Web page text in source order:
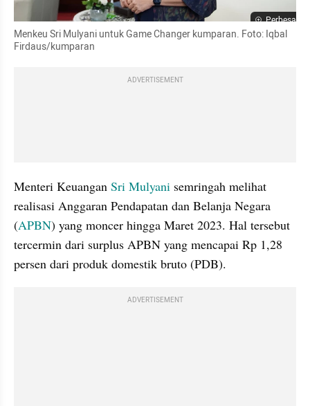
Perbesar
Menkeu Sri Mulyani untuk Game Changer kumparan. Foto: Iqbal
Firdaus/kumparan
ADVERTISEMENT
Menteri Keuangan Sri Mulyani semringah melihat
realisasi Anggaran Pendapatan dan Belanja Negara
(APBN) yang moncer hingga Maret 2023. Hal tersebut
tercermin dari surplus APBN yang mencapai Rp 1,28
persen dari produk domestik bruto (PDB).
ADVERTISEMENT